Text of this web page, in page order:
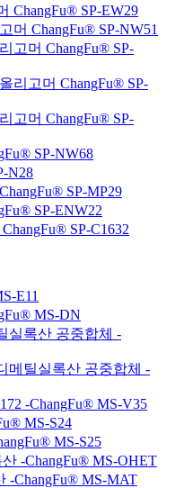
ChangFu® SP-EW29
머 ChangFu® SP-NW51
고머 ChangFu® SP-
리고머 ChangFu® SP-
고머 ChangFu® SP-
SP-NW68
N28
SP-MP29
SP-ENW22
SP-C1632
E11
MS-DN
실록산 공중합체 -
메틸실록산 공중합체 -
-ChangFu® MS-V35
MS-S24
MS-S25
-ChangFu® MS-OHET
-ChangFu® MS-MAT